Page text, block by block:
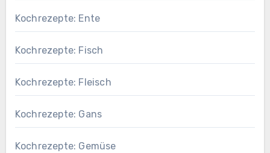
Kochrezepte: Ente
Kochrezepte: Fisch
Kochrezepte: Fleisch
Kochrezepte: Gans
Kochrezepte: Gemüse